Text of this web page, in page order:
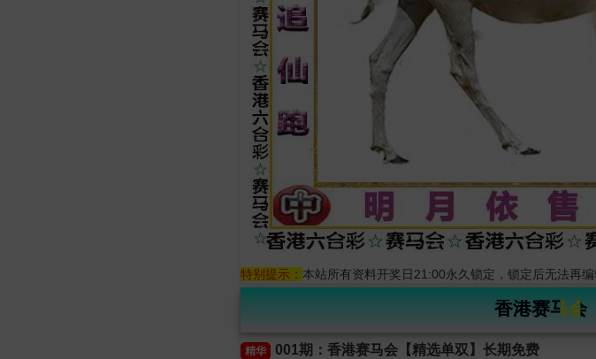
特别提示： 本站所有资料开奖日21:00永久锁定，锁定后无法再
香港赛马会
精华 001期：香港赛马会【精选单双】长期免费